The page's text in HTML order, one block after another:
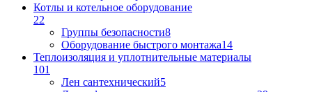
Котлы и котельное оборудование
22
Группы безопасности8
Оборудование быстрого монтажа14
Теплоизоляция и уплотнительные материалы
101
Лен сантехнический5